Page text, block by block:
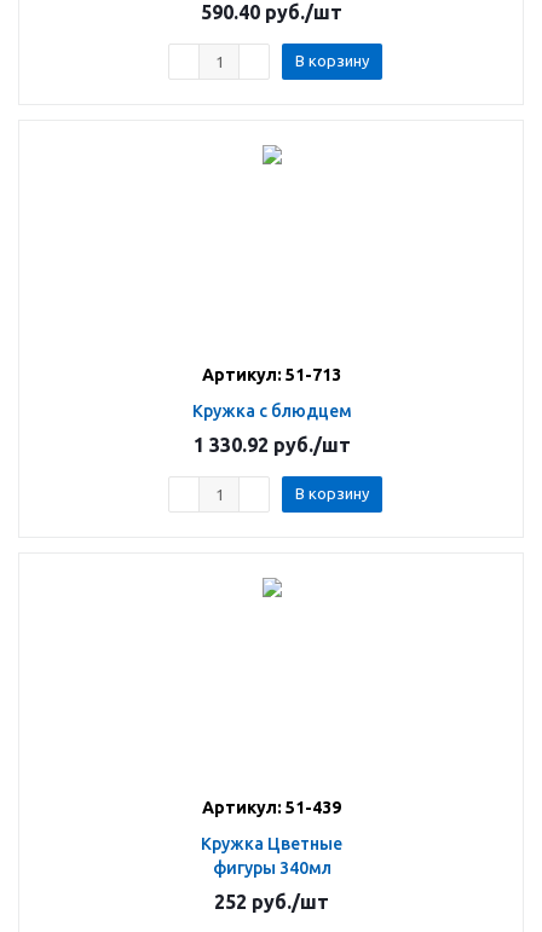
590.40 руб./шт
В корзину
Артикул: 51-713
Кружка с блюдцем
1 330.92 руб./шт
В корзину
Артикул: 51-439
Кружка Цветные
фигуры 340мл
252 руб./шт